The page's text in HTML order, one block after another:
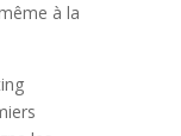
à la